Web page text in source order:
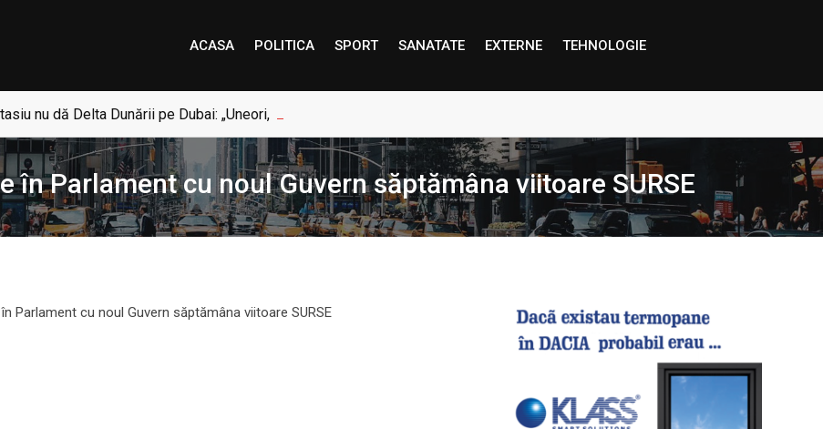
ACASA POLITICA SPORT SANATATE EXTERNE TEHNOLOGIE
nu dă Delta Dunării pe Dubai: „Uneori, Paradisul este mai aproape decât credem”
în Parlament cu noul Guvern săptămâna viitoare SURSE